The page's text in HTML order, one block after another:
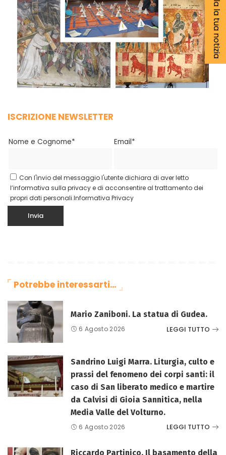
ISCRIZIONE NEWSLETTER
Nome e Cognome* Email*
Con l'invio del messaggio l'utente dichiara di aver letto
l’informativa sulla privacy e di acconsentire al trattamento dei
propri dati personali.Informativa Privacy
Potrebbe interessarti…
Mario Zaniboni. La statua di Gudea.
6 Agosto 2026 LEGGI TUTTO
Sandrino Luigi Marra. Liturgia, culto e
prassi del fenomeno dei corpi santi: il
caso di San liberato medico e martire
da Calvisi di Gioia Sannitica, nella
Media Valle del Volturno.
6 Agosto 2026 LEGGI TUTTO
Riccardo Partinico. Il basamento della